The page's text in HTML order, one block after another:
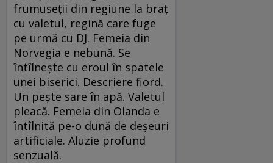
frumuseţii din regiune la braţ
cu valetul, regină care fuge
pe urmă cu DJ. Femeia din
Norvegia e nebună. Se
întîlneşte cu eroul în spatele
unei biserici. Descriere fiord.
Un peşte sare în apă. Valetul
pleacă. Femeia din Olanda e
întîlnită pe-o dună de deşeuri
artificiale. Aluzie profund
senzuală.